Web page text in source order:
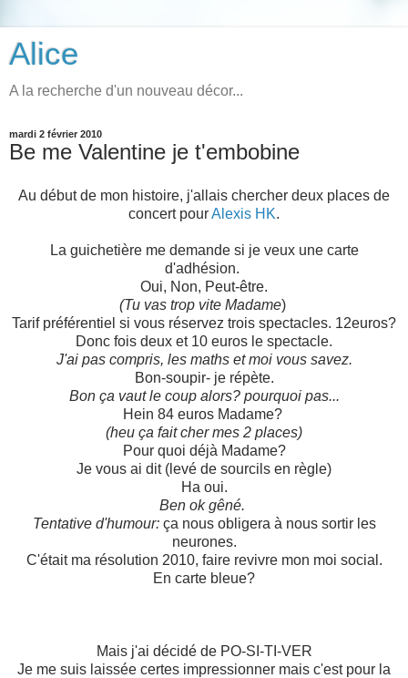
Alice
A la recherche d'un nouveau décor...
mardi 2 février 2010
Be me Valentine je t'embobine
Au début de mon histoire, j'allais chercher deux places de
concert pourAlexis HK.
La guichetière me demande si je veux une carte
d'adhésion.
Oui, Non, Peut-être.
(Tu vas trop vite Madame)
Tarif préférentiel si vous réservez trois spectacles. 12euros?
Donc fois deux et 10 euros le spectacle.
J'ai pas compris, les maths et moi vous savez.
Bon-soupir- je répète.
Bon ça vaut le coup alors? pourquoi pas...
Hein 84 euros Madame?
(heu ça fait cher mes 2 places)
Pour quoi déjà Madame?
Je vous ai dit (levé de sourcils en règle)
Ha oui.
Ben ok gêné.
Tentative d'humour: ça nous obligera à nous sortir les
neurones.
C'était ma résolution 2010, faire revivre mon moi social.
En carte bleue?
Mais j'ai décidé de PO-SI-TI-VER
Je me suis laissée certes impressionner mais c'est pour la